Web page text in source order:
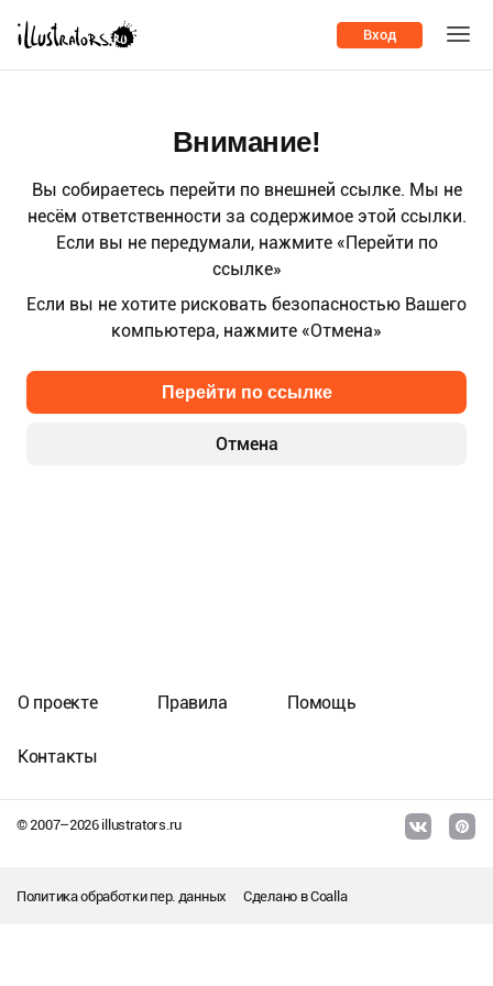
Вход
Внимание!
Вы собираетесь перейти по внешней ссылке. Мы не
несём ответственности за содержимое этой ссылки.
Если вы не передумали, нажмите «Перейти по
ссылке»
Если вы не хотите рисковать безопасностью Вашего
компьютера, нажмите «Отмена»
Отмена
Перейти по ссылке
© 2007–2026illustrators.ru
О проекте Правила Помощь
Контакты
Политика обработки пер. данных Сделано вCoalla